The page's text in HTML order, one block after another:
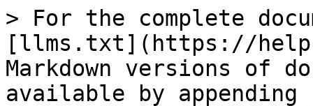
> For the complete
[llms.txt](https://
Markdown versions of
available by